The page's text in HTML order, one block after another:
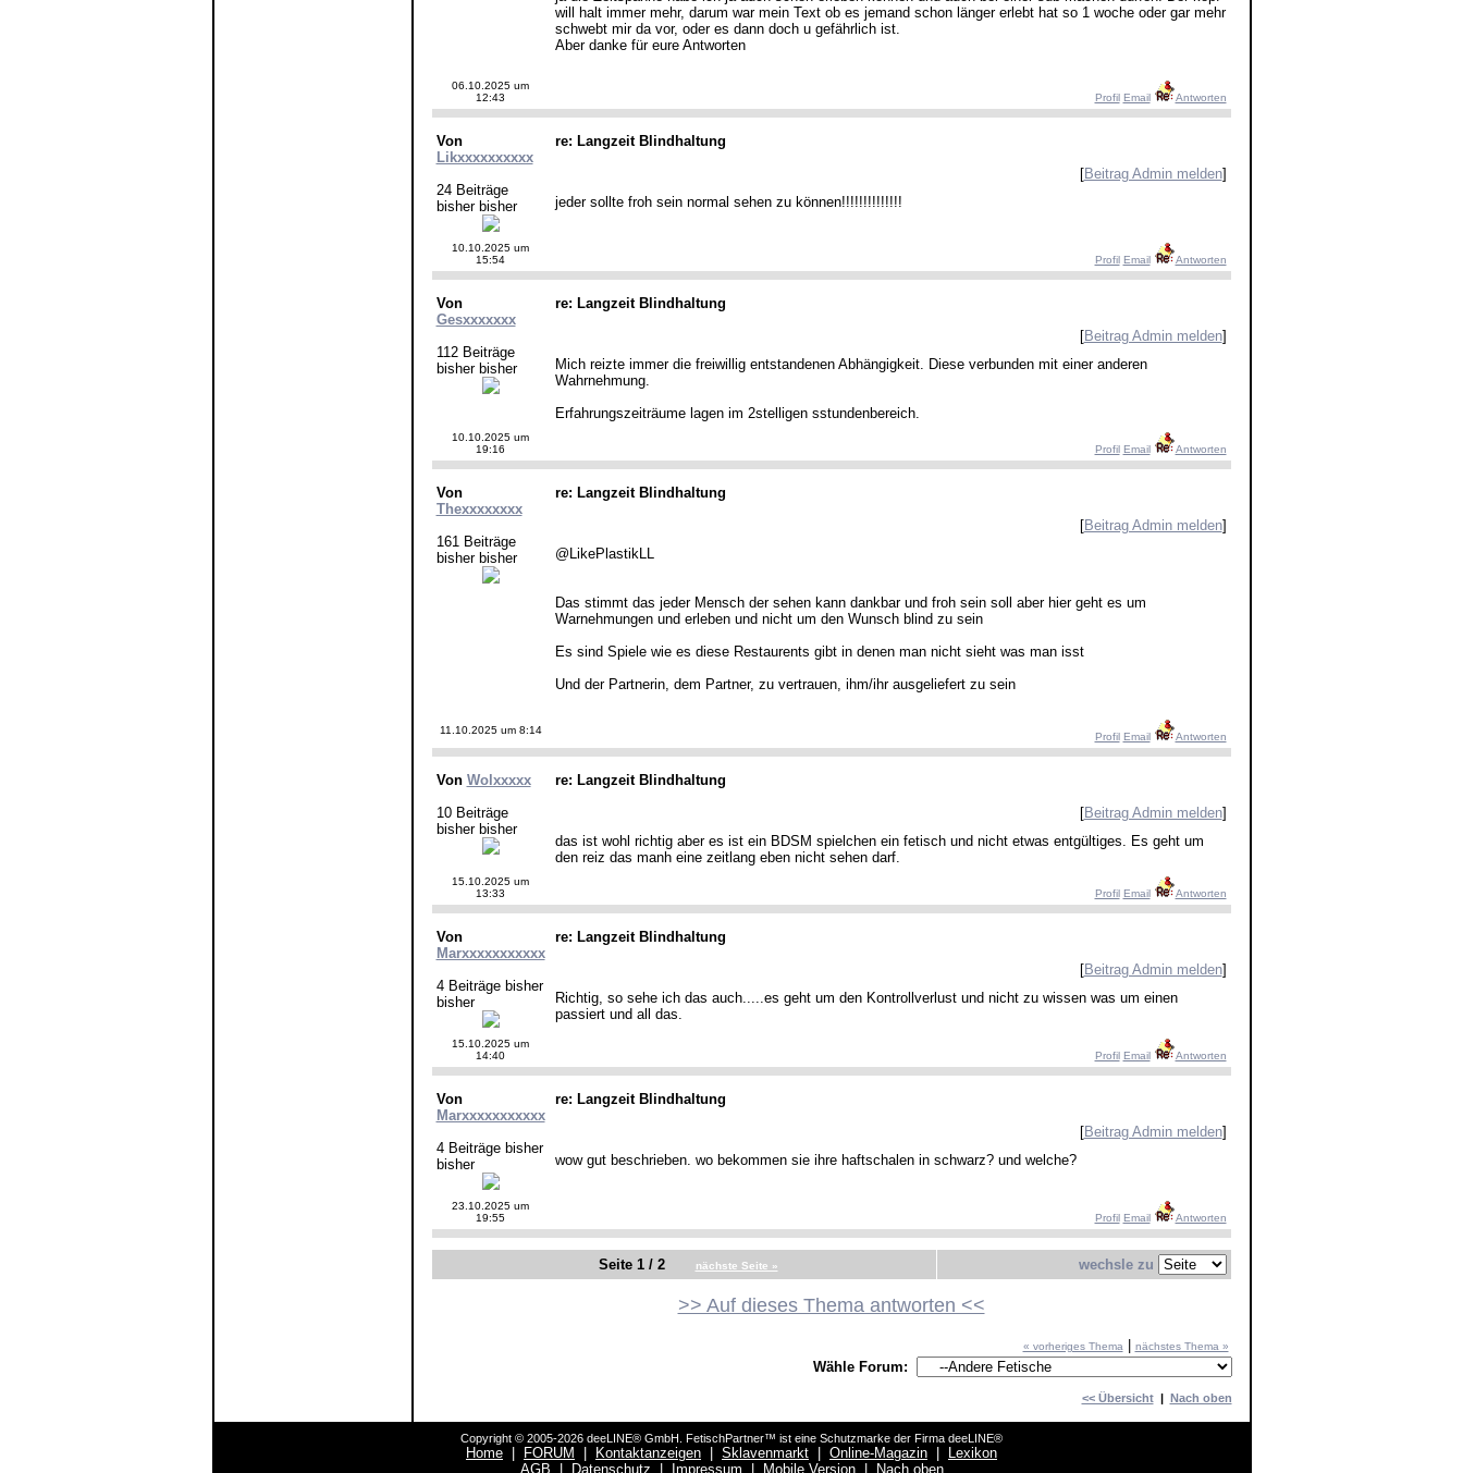
will halt immer mehr, darum war mein Text ob es jemand schon länger erlebt hat so 1 woche oder gar mehr
schwebt mir da vor, oder es dann doch u gefährlich ist.
Aber danke für eure Antworten
06.10.2025 um
12:43
Profil Email Antworten
Von
Likxxxxxxxxxx
24 Beiträge
bisher bisher
re: Langzeit Blindhaltung
[Beitrag Admin melden]
jeder sollte froh sein normal sehen zu können!!!!!!!!!!!!!!
10.10.2025 um
15:54
Profil Email Antworten
Von
Gesxxxxxxx
112 Beiträge
bisher bisher
re: Langzeit Blindhaltung
[Beitrag Admin melden]
Mich reizte immer die freiwillig entstandenen Abhängigkeit. Diese verbunden mit einer anderen
Wahrnehmung.
Erfahrungszeiträume lagen im 2stelligen sstundenbereich.
10.10.2025 um
19:16
Profil Email Antworten
Von
Thexxxxxxxx
161 Beiträge
bisher bisher
re: Langzeit Blindhaltung
[Beitrag Admin melden]
@LikePlastikLL
Das stimmt das jeder Mensch der sehen kann dankbar und froh sein soll aber hier geht es um
Warnehmungen und erleben und nicht um den Wunsch blind zu sein
Es sind Spiele wie es diese Restaurents gibt in denen man nicht sieht was man isst
Und der Partnerin, dem Partner, zu vertrauen, ihm/ihr ausgeliefert zu sein
11.10.2025 um 8:14
Profil Email Antworten
Von Wolxxxxx
10 Beiträge
bisher bisher
re: Langzeit Blindhaltung
[Beitrag Admin melden]
das ist wohl richtig aber es ist ein BDSM spielchen ein fetisch und nicht etwas entgültiges. Es geht um
den reiz das manh eine zeitlang eben nicht sehen darf.
15.10.2025 um
13:33
Profil Email Antworten
Von
Marxxxxxxxxxxx
4 Beiträge bisher
bisher
re: Langzeit Blindhaltung
[Beitrag Admin melden]
Richtig, so sehe ich das auch.....es geht um den Kontrollverlust und nicht zu wissen was um einen
passiert und all das.
15.10.2025 um
14:40
Profil Email Antworten
Von
Marxxxxxxxxxxx
4 Beiträge bisher
bisher
re: Langzeit Blindhaltung
[Beitrag Admin melden]
wow gut beschrieben. wo bekommen sie ihre haftschalen in schwarz? und welche?
23.10.2025 um
19:55
Profil Email Antworten
Seite 1 / 2 nächste Seite » wechsle zu
>> Auf dieses Thema antworten <<
« vorheriges Thema nächstes Thema »
Wähle Forum:
<< Übersicht| Nach oben
Copyright © 2005-2026 deeLINE® GmbH. FetischPartner™ ist eine Schutzmarke der Firma deeLINE®
Home FORUM Kontaktanzeigen Sklavenmarkt Online-Magazin
Lexikon
AGB
Datenschutz Impressum Mobile Version| Nach oben